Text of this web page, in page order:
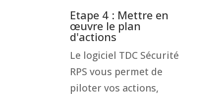
Etape 4 : Mettre en
œuvre le plan
d'actions
Le logiciel TDC Sécurité
RPS vous permet de
piloter vos actions,